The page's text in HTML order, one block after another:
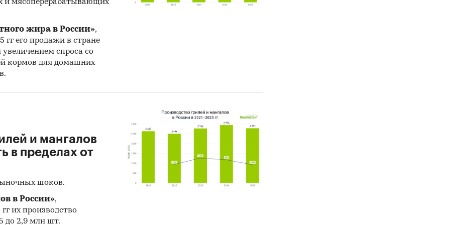
служба государственной статистики (Росстат)
таможенная служба
налоговая служба
союз ЕАЭС
акты, таможенное и тарифное регулирование
2025 гг, прогноз на 2026-2030 гг
исследования
федеральные округа
и мясоперерабатывающих
жира в России»,
гг его продажи в стране
спроса со
кормов для домашних
и мангалов
в пределах от
шоков.
в России»,
их производство
до 2,9 млн шт.